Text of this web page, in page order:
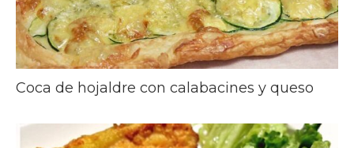
Coca de hojaldre con calabacines y queso